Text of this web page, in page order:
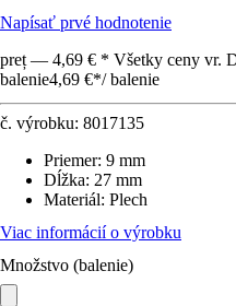
Napísať prvé hodnotenie
preț — 4,69 € * Všetky ceny vr.
balenie4,69 €*/ balenie
č. výrobku: 8017135
Priemer: 9 mm
Dĺžka: 27 mm
Materiál: Plech
Viac informácií o výrobku
Množstvo (balenie)